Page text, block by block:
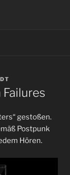
gestoßen.
Postpunk
Hören.